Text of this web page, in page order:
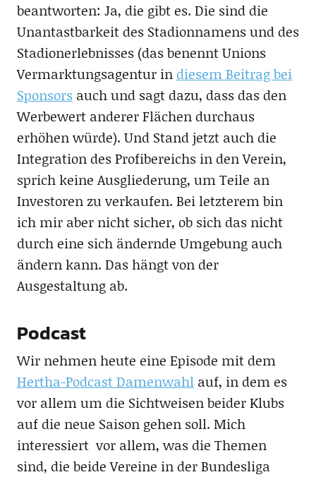
beantworten: Ja, die gibt es. Die sind die
Unantastbarkeit des Stadionnamens und des
Stadionerlebnisses (das benennt Unions
Vermarktungsagentur in diesem Beitrag bei
Sponsorsauch und sagt dazu, dass das den
Werbewert anderer Flächen durchaus
erhöhen würde). Und Stand jetzt auch die
Integration des Profibereichs in den Verein,
sprich keine Ausgliederung, um Teile an
Investoren zu verkaufen. Bei letzterem bin
ich mir aber nicht sicher, ob sich das nicht
durch eine sich ändernde Umgebung auch
ändern kann. Das hängt von der
Ausgestaltung ab.
Podcast
Wir nehmen heute eine Episode mit dem
Hertha-Podcast Damenwahlauf, in dem es
vor allem um die Sichtweisen beider Klubs
auf die neue Saison gehen soll. Mich
interessiert vor allem, was die Themen
sind, die beide Vereine in der Bundesliga